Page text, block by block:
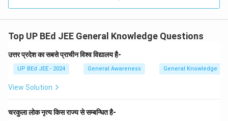
Top UP BEd JEE General Knowledge Questions
उत्तर प्रदेश का सबसे प्राचीन विश्व विद्यालय है-
UP BEd JEE - 2024 General Awareness General Knowledge
View Solution
चरकुला लोक नृत्य किस राज्य से सम्बन्धित है-